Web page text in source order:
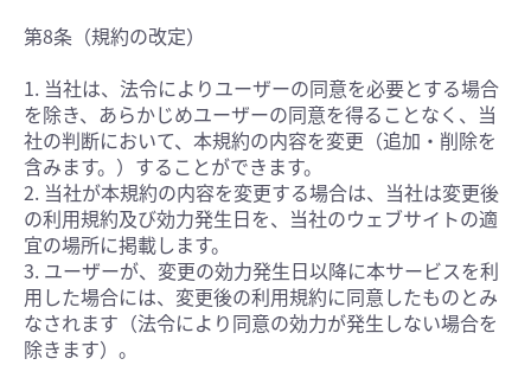
第8条（規約の改定）
1. 当社は、法令によりユーザーの同意を必要とする場合
を除き、あらかじめユーザーの同意を得ることなく、当
社の判断において、本規約の内容を変更（追加・削除を
含みます。）することができます。
2. 当社が本規約の内容を変更する場合は、当社は変更後
の利用規約及び効力発生日を、当社のウェブサイトの適
宜の場所に掲載します。
3. ユーザーが、変更の効力発生日以降に本サービスを利
用した場合には、変更後の利用規約に同意したものとみ
なされます（法令により同意の効力が発生しない場合を
除きます）。